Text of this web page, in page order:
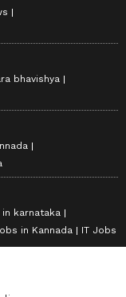
bhavishya
karnataka
in Kannada IT Jobs